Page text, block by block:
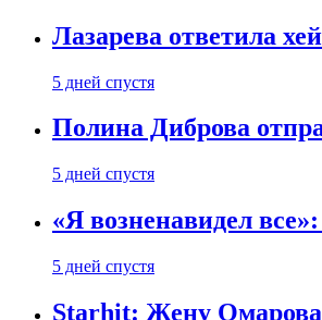
Лазарева ответила
5 дней спустя
Полина Диброва
5 дней спустя
«Я возненавидел
5 дней спустя
Starhit: Жену Омарова